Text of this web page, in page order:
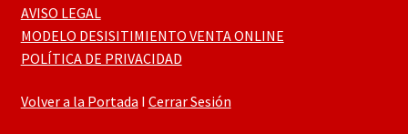
AVISO LEGAL
MODELO DESISITIMIENTO VENTA ONLINE
POLÍTICA DE PRIVACIDAD
Volver a la Portada I Cerrar Sesión